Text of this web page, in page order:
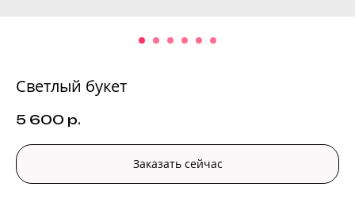
Светлый букет
5 600 р.
Заказать сейчас